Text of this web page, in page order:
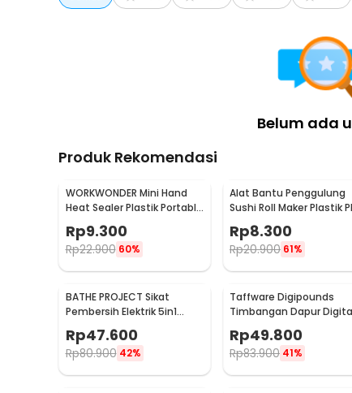
Belum ada
Produk Rekomendasi
WORKWONDER Mini Hand
Heat Sealer Plastik Portable
Baterai AA - LX2000A
Rp9.300
Rp22.900 60%
Alat Bantu Penggulung
Sushi Roll Maker Plastik
22x20.5x0.1cm - E1119
Rp8.300
Rp20.900 61%
BATHE PROJECT Sikat
Pembersih Elektrik 5in1
Magic Brush Rechargeable
- WQ8110
Rp47.600
Rp80.900 42%
Taffware Digipounds
Timbangan Dapur
Satuan 1kg 0.1g - i2000
Rp49.800
Rp83.900 41%